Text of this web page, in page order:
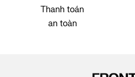
Thanh toán
an toàn